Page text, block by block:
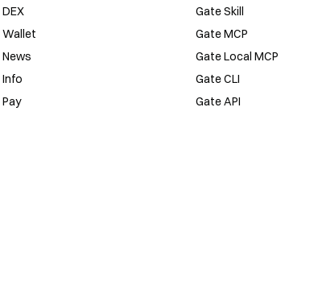
DEX
Wallet
News
Info
Pay
Gate Skill
Gate MCP
Gate Local MCP
Gate CLI
Gate API